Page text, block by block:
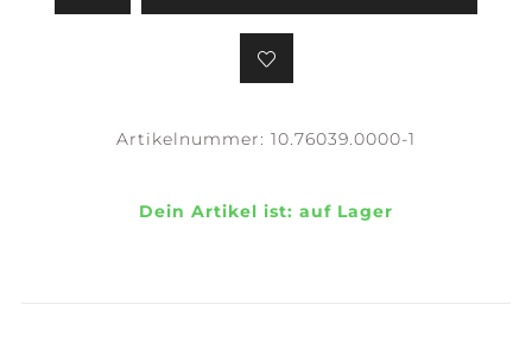
Artikelnummer: 10.76039.0000-1
Dein Artikel ist: auf Lager